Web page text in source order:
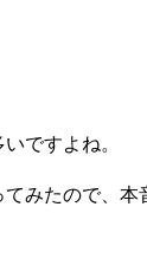
ですよね。
みたので、 本